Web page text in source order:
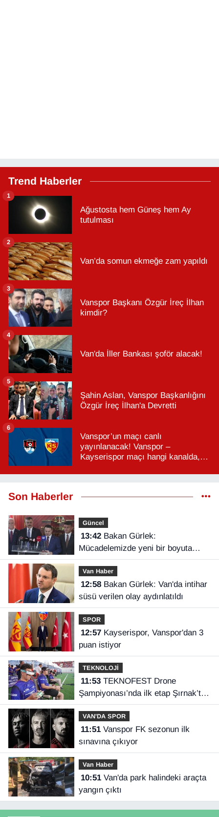
Trend Haberler
Ağustosta hem Güneş hem Ay
tutulması
1
Van’da somun ekmeğe zam yapıldı
2
Vanspor Başkanı Özgür İreç İlhan
kimdir?
3
Van'da İller Bankası şoför alacak!
4
Şahin Aslan, Vanspor Başkanlığını
Özgür İreç İlhan'a Devretti
5
Vanspor’un maçı canlı
yayınlanacak! Vanspor –
Kayserispor maçı hangi kanalda,
6
Son Haberler
Güncel
13:42Bakan Gürlek:
Mücadelemizde yeni bir boyuta
geçeceğiz
Van Haber
12:58Bakan Gürlek: Van'da intihar
süsü verilen olay aydınlatıldı
SPOR
12:57Kayserispor, Vanspor'dan 3
puan istiyor
TEKNOLOJİ
11:53TEKNOFEST Drone
Şampiyonası’nda ilk etap Şırnak’ta
başladı
VAN'DA SPOR
11:51Vanspor FK sezonun ilk
sınavına çıkıyor
Van Haber
10:51Van'da park halindeki araçta
yangın çıktı